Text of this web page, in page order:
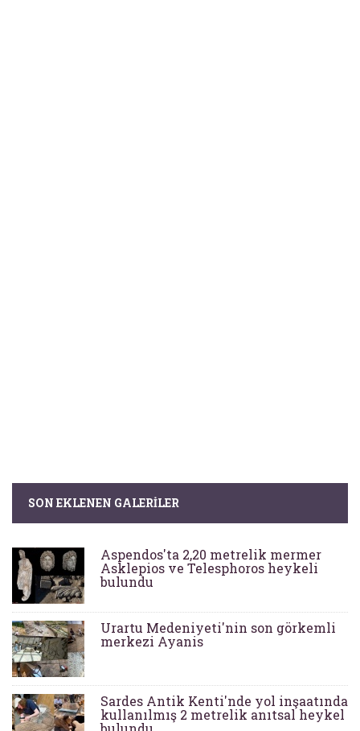
SON EKLENEN GALERILER
Aspendos'ta 2,20 metrelik mermer
Asklepios ve Telesphoros heykeli
bulundu
Urartu Medeniyeti'nin son görkemli
merkezi Ayanis
Sardes Antik Kenti'nde yol inşaatında
kullanılmış 2 metrelik anıtsal heykel